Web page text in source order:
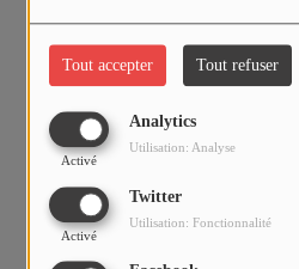
Tout accepter Tout refuser
Analytics
Activé
Utilisation: Analyse
Twitter
Activé
Utilisation: Fonctionnalité